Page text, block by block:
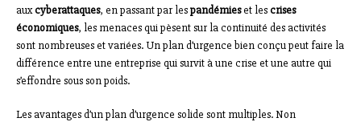
auxcyberattaques, en passant par lespandémieset lescrises
économiques, les menaces qui pèsent sur la continuité des activités
sont nombreuses et variées. Un plan d’urgence bien conçu peut faire la
différence entre une entreprise qui survit à une crise et une autre qui
s’effondre sous son poids.
Les avantages d’un plan d’urgence solide sont multiples. Non